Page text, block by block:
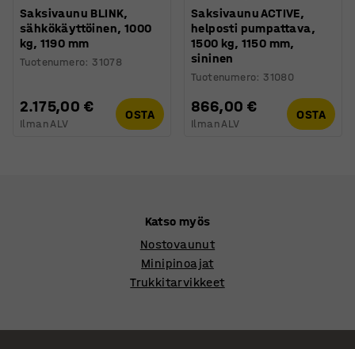
Saksivaunu BLINK,
sähkökäyttöinen, 1000
kg, 1190 mm
Tuotenumero: 31078
2.175,00 €
Ilman ALV
OSTA
Saksivaunu ACTIVE,
helposti pumpattava,
1500 kg, 1150 mm,
sininen
Tuotenumero: 31080
866,00 €
Ilman ALV
OSTA
Katso myös
Nostovaunut
Minipinoajat
Trukkitarvikkeet